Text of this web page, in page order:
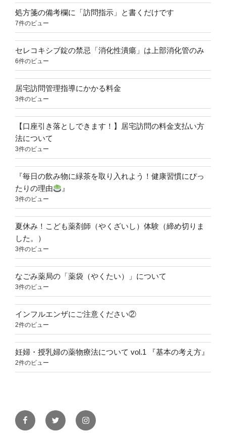
処方箋の備考欄に「訪問指示」と書くだけです
7件のビュー
セレコキシブ錠の禁忌「消化性潰瘍」は上部消化管のみ
6件のビュー
居宅訪問管理指導にかかる料金
3件のビュー
【口座引き落としできます！】居宅訪問の料金支払い方
法について
3件のビュー
『毎日の飲み物に緑茶を取り入れよう！健康習慣にぴっ
たりの理由
』
3件のビュー
夏休み！こども薬剤師（やくざいし）体験（締め切りま
した。）
3件のビュー
なごみ薬局の「薬袋（やくたい）」について
3件のビュー
インフルエンザにご注意ください②
2件のビュー
妊婦・授乳婦の薬物療法について vol.1 『基本の考え方』
2件のビュー
FacebookTwitter Instagram